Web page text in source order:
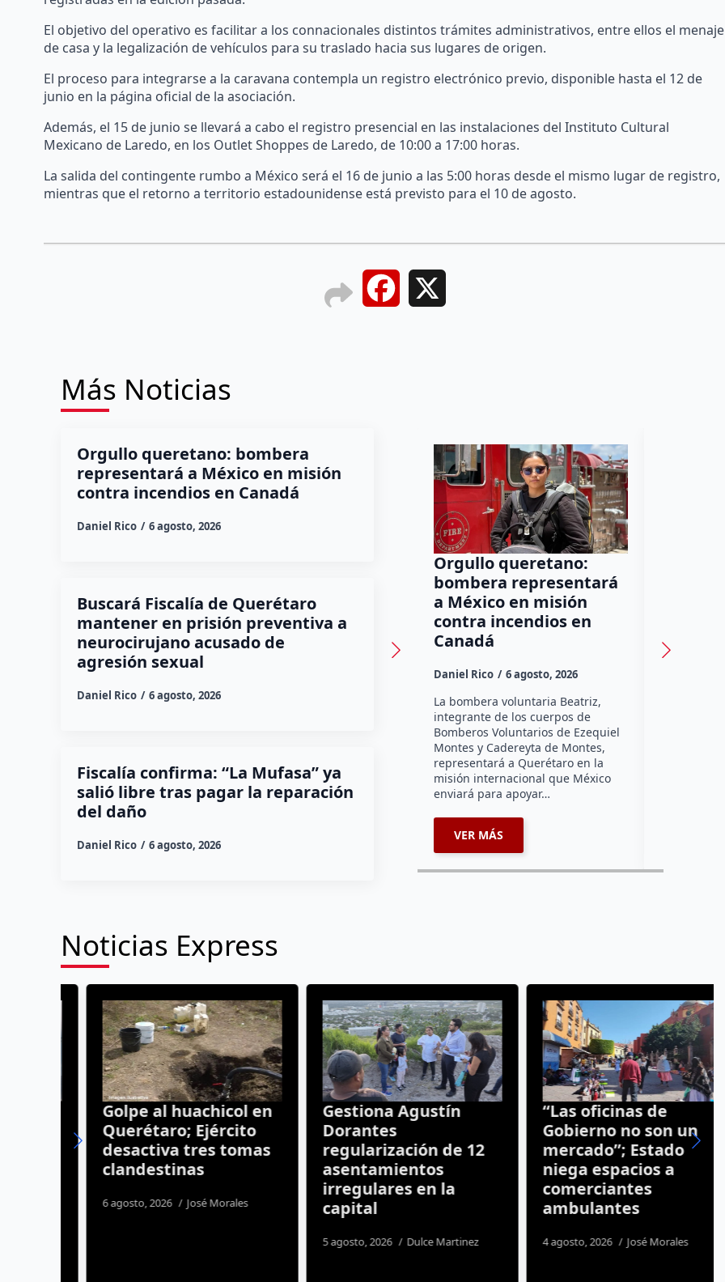
El objetivo del operativo es facilitar a los connacionales distintos trámites administrativos, entre ellos el menaje
de casa y la legalización de vehículos para su traslado hacia sus lugares de origen.
El proceso para integrarse a la caravana contempla un registro electrónico previo, disponible hasta el 12 de
junio en la página oficial de la asociación.
Además, el 15 de junio se llevará a cabo el registro presencial en las instalaciones del Instituto Cultural
Mexicano de Laredo, en los Outlet Shoppes de Laredo, de 10:00 a 17:00 horas.
La salida del contingente rumbo a México será el 16 de junio a las 5:00 horas desde el mismo lugar de registro,
mientras que el retorno a territorio estadounidense está previsto para el 10 de agosto.
Facebook
Más Noticias
Orgullo queretano: bombera
representará a México en misión
contra incendios en Canadá
Daniel Rico 6 agosto, 2026
Buscará Fiscalía de Querétaro
mantener en prisión preventiva a
neurocirujano acusado de
agresión sexual
Daniel Rico 6 agosto, 2026
Fiscalía confirma: “La Mufasa” ya
salió libre tras pagar la reparación
del daño
Daniel Rico 6 agosto, 2026
Orgullo queretano:
bombera representará
a México en misión
contra incendios en
Canadá
Daniel Rico 6 agosto, 2026
La bombera voluntaria Beatriz,
integrante de los cuerpos de
Bomberos Voluntarios de Ezequiel
Montes y Cadereyta de Montes,
representará a Querétaro en la
misión internacional que México
enviará para apoyar…
VER MÁS
de
Noticias Express
Golpe al huachicol en
Querétaro; Ejército
desactiva tres tomas
clandestinas
6 agosto, 2026 José Morales
Gestiona Agustín
Dorantes
regularización de 12
asentamientos
irregulares en la
capital
5 agosto, 2026 Dulce Martinez
“Las oficinas de
Gobierno no son un
mercado”; Estado
niega espacios a
comerciantes
ambulantes
4 agosto, 2026 José Morales